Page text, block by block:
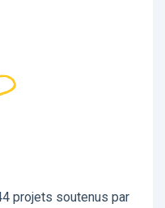
projets soutenus par